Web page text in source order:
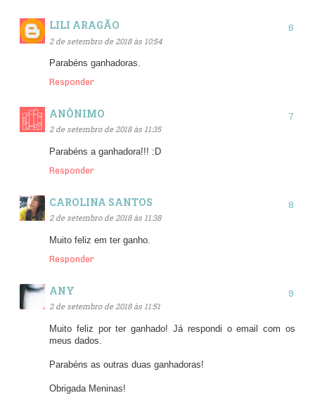
LILI ARAGÃO
2 de setembro de 2018 às 10:54
Parabéns ganhadoras.
Responder
ANÔNIMO
2 de setembro de 2018 às 11:35
Parabéns a ganhadora!!! :D
Responder
CAROLINA SANTOS
2 de setembro de 2018 às 11:38
Muito feliz em ter ganho.
Responder
ANY
2 de setembro de 2018 às 11:51
Muito feliz por ter ganhado! Já respondi o email com os
meus dados.
Parabéns as outras duas ganhadoras!
Obrigada Meninas!